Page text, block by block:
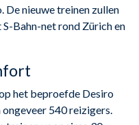
De nieuwe treinen zullen
Bahn-net rond Zürich en
het beproefde Desiro
540 reizigers.